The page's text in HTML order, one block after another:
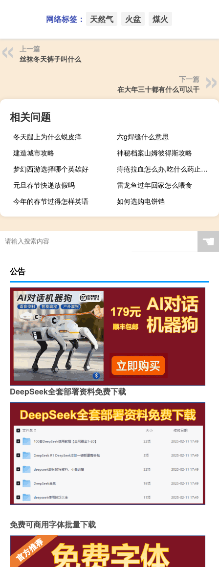
网络标签： 天然气 火盆 煤火
上一篇
丝袜冬天裤子叫什么
下一篇
在大年三十都有什么可以干
相关问题
冬天腿上为什么蜕皮痒
六g焊缝什么意思
建造城市攻略
神秘档案山姆彼得斯攻略
梦幻西游选择哪个英雄好
痔疮拉血怎么办,吃什么药止血?（痔疮拉血怎么办）
元旦春节快递放假吗
雷龙鱼过年回家怎么喂食
今年的春节过得怎样英语
如何选购电饼铛
☚
公告
DeepSeek全套部署资料免费下载
免费可商用字体批量下载